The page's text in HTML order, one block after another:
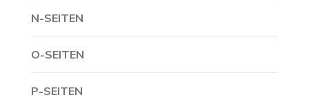
N-SEITEN
O-SEITEN
P-SEITEN